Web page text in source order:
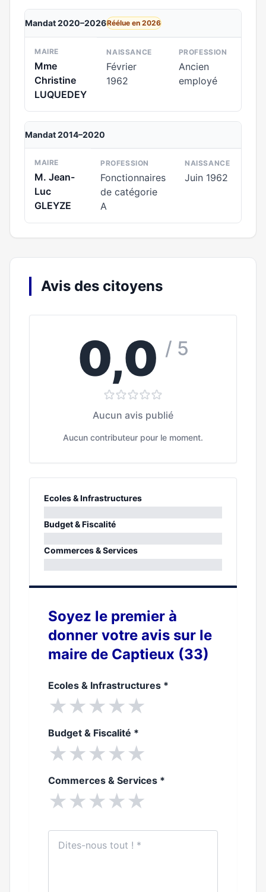
Mandat 2020–2026Réélue en 2026
MAIRE
Mme
Christine
LUQUEDEY
NAISSANCE
Février
1962
PROFESSION
Ancien
employé
Mandat 2014–2020
MAIRE
M. Jean-
Luc
GLEYZE
PROFESSION
Fonctionnaires
de catégorie
A
NAISSANCE
Juin 1962
Avis des citoyens
0,0 / 5
Aucun avis publié
Aucun contributeur pour le moment.
Ecoles & Infrastructures
0%
Budget & Fiscalité
0%
Commerces & Services
Soyez le premier à
donner votre avis sur le
maire de Captieux (33)
Ecoles & Infrastructures *
★★★★★
Budget & Fiscalité *
★★★★★
Commerces & Services *
★★★★★